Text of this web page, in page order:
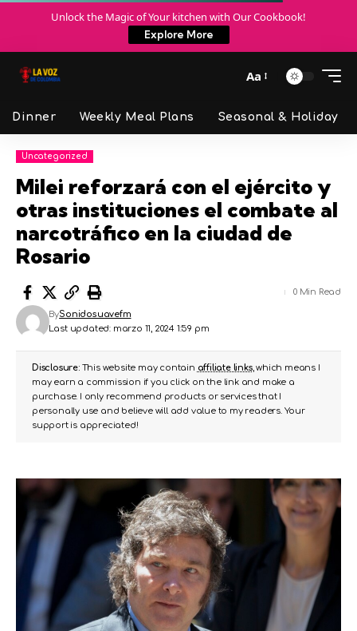
Unlock the Magic of Your kitchen with Our Cookbook!
Explore More
Aa
Dinner Weekly Meal Plans Seasonal & Holiday
Uncategorized
Milei reforzará con el ejército y
otras instituciones el combate al
narcotráfico en la ciudad de
Rosario
Last updated: marzo 11, 2024 1:59 pm
BySonidosuavefm
0 Min Read
Disclosure:This website may contain affiliate links, which means I
may earn a commission if you click on the link and make a
purchase. I only recommend products or services that I
personally use and believe will add value to my readers. Your
support is appreciated!